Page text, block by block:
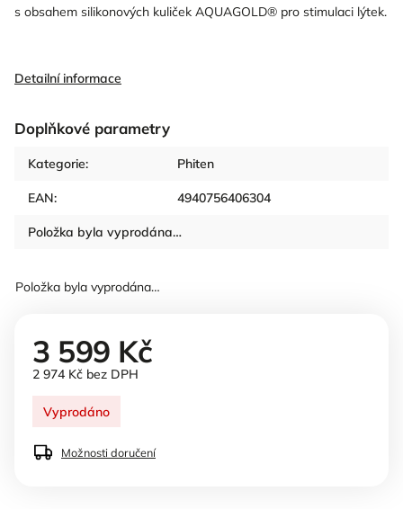
s obsahem silikonových kuliček AQUAGOLD® pro stimulaci lýtek.
Detailní informace
Doplňkové parametry
Kategorie: Phiten
EAN: 4940756406304
Položka byla vyprodána…
Položka byla vyprodána…
3 599 Kč
2 974 Kč bez DPH
Vyprodáno
Možnosti doručení